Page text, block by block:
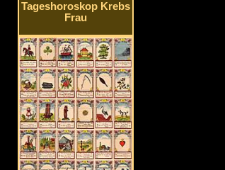
Tageshoroskop Krebs
Frau